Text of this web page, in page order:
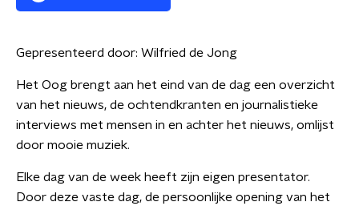
Gepresenteerd door: Wilfried de Jong
Het Oog brengt aan het eind van de dag een overzicht
van het nieuws, de ochtendkranten en journalistieke
interviews met mensen in en achter het nieuws, omlijst
door mooie muziek.
Elke dag van de week heeft zijn eigen presentator.
Door deze vaste dag, de persoonlijke opening van het